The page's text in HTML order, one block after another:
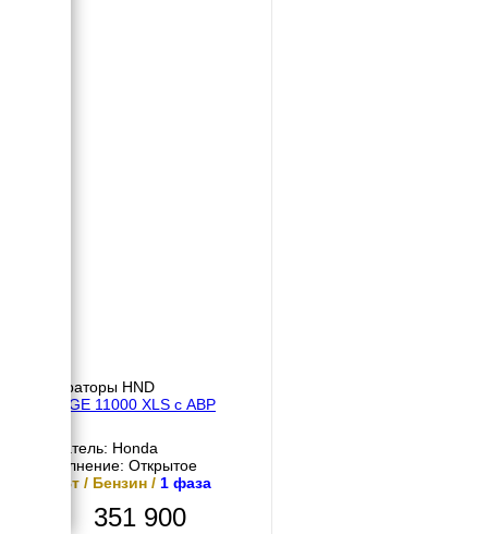
Генераторы HND
HND GE 11000 XLS с АВР
Двигатель: Honda
Исполнение: Открытое
10 кВт / Бензин / 1 фаза
351 900